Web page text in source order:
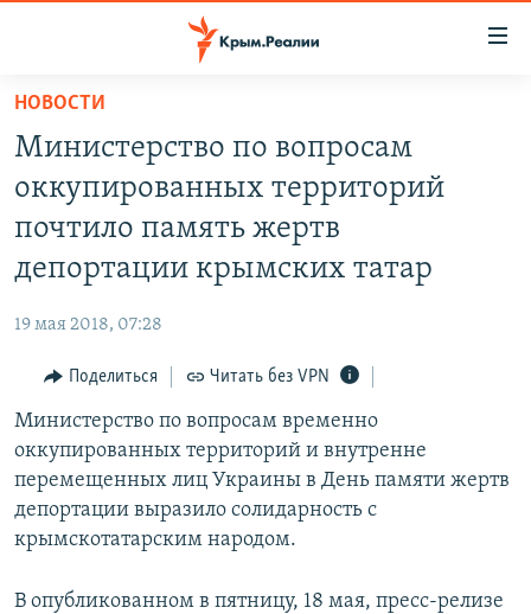
Вернуться
основному
содержанию
Вернутся
главной
Вернутся
поиску
СПЕЦПРОЕКТЫ
ВОДА
ИНФОГРАФИКА
ТЕЛЕПРОЕКТ КРЫМ.РЕАЛИИ
СОВЕТЫ ПРАВОЗАЩИТНИКОВ
ПРОПАВШИЕ БЕЗ ВЕСТИ
ПОБЕДИТЕЛЕЙ НЕ СУДЯТ?
КРЫМ.НЕПОКОРЕННЫЙ
РАДІО СВОБОДА
КАК ОБОЙТИ БЛОКИРОВКУ
Українською
Qırımtatar
ПРИСОЕДИНЯЙТЕСЬ!
НОВОСТИ
Министерство по вопросам
оккупированных территорий
почтило память жертв
депортации крымских татар
19 мая 2018, 07:28
Поделиться Читать без VPN
Министерство по вопросам временно
оккупированных территорий и внутренне
перемещенных лиц Украины в День памяти жертв
депортации выразило солидарность с
крымскотатарским народом.
В опубликованном в пятницу, 18 мая, пресс-релизе